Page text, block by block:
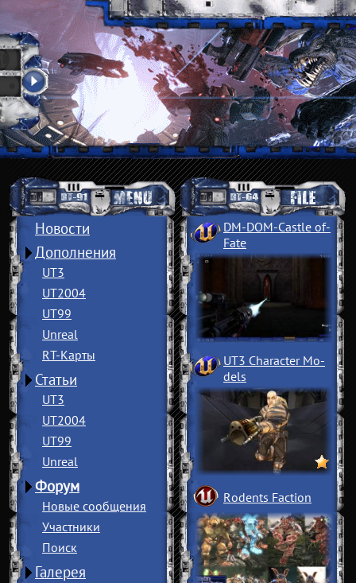
Новости
Дополнения
UT3
UT2004
UT99
Unreal
RT-Карты
Статьи
UT3
UT2004
UT99
Unreal
Форум
Новые сообщения
Участники
Поиск
Галерея
DM-DOM-Castle of­
Fate
UT3 Character Mo­
dels
Rodents Faction